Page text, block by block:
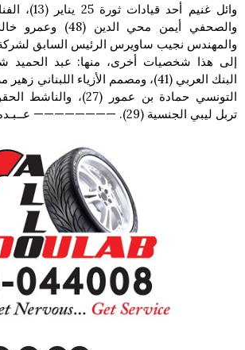
إلى هذا شخصيات أخرى، منها: عبد الحميد
التونسي حمادة بن عمور
تربل ليبي الجنسية (29). ———————— عــبـده فــلــي نـظـيـم